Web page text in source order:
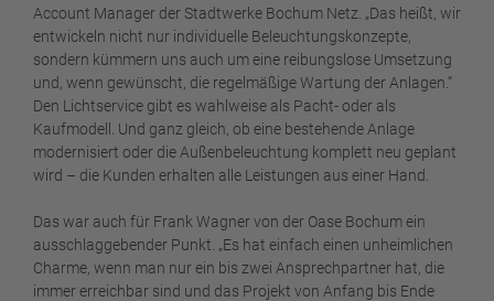
Account Manager der Stadtwerke Bochum Netz. „Das heißt, wir
entwickeln nicht nur individuelle Beleuchtungskonzepte,
sondern kümmern uns auch um eine reibungslose Umsetzung
und, wenn gewünscht, die regelmäßige Wartung der Anlagen.“
Den Lichtservice gibt es wahlweise als Pacht- oder als
Kaufmodell. Und ganz gleich, ob eine bestehende Anlage
modernisiert oder die Außenbeleuchtung komplett neu geplant
wird – die Kunden erhalten alle Leistungen aus einer Hand.
Das war auch für Frank Wagner von der Oase Bochum ein
ausschlaggebender Punkt. „Es hat einfach einen unheimlichen
Charme, wenn man nur ein bis zwei Ansprechpartner hat, die
immer erreichbar sind und das Projekt von Anfang bis Ende